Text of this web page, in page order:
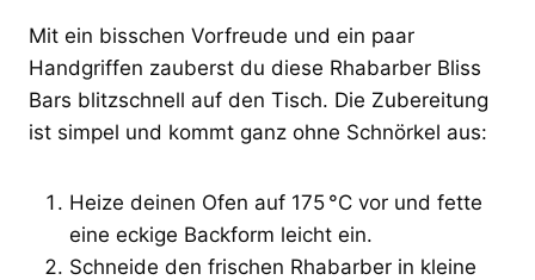
Mit ein bisschen Vorfreude und ein paar
Handgriffen zauberst du diese Rhabarber Bliss
Bars blitzschnell auf den Tisch. Die Zubereitung
ist simpel und kommt ganz ohne Schnörkel aus:
Heize deinen Ofen auf 175 °C vor und fette
eine eckige Backform leicht ein.
Schneide den frischen Rhabarber in kleine